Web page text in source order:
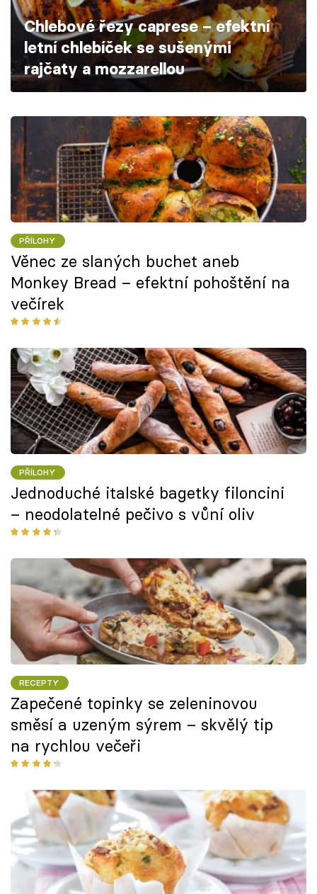
Škola vaření
Recepty z TV
Speciál: Cuketa
Těhotnej kuchař
Sledujte prima+
Přihlášení
Sledujte nás
Chlebové řezy caprese – efektní
letní chlebíček se sušenými
rajčaty a mozzarellou
PŘÍLOHY
Věnec ze slaných buchet aneb
Monkey Bread – efektní pohoštění na
večírek
PŘÍLOHY
Jednoduché italské bagetky filoncini
– neodolatelné pečivo s vůní oliv
RECEPTY
Zapečené topinky se zeleninovou
směsí a uzeným sýrem – skvělý tip
na rychlou večeři